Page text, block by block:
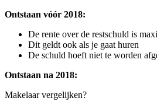
Ontstaan vóór 2018:
De rente over de restschuld is
Dit geldt ook als je gaat huren
De schuld hoeft niet te worden
Ontstaan na 2018:
Makelaar vergelijken?